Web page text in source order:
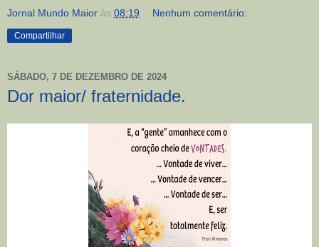
Jornal Mundo Maior às 08:19 Nenhum comentário:
Compartilhar
SÁBADO, 7 DE DEZEMBRO DE 2024
Dor maior/ fraternidade.